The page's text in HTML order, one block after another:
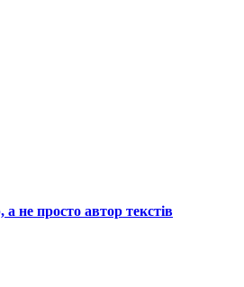
а не просто автор текстів